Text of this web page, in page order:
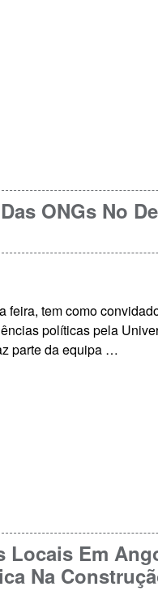
ONGs No
feira, tem como
políticas pela
parte da equipa …
Locais Em
Na